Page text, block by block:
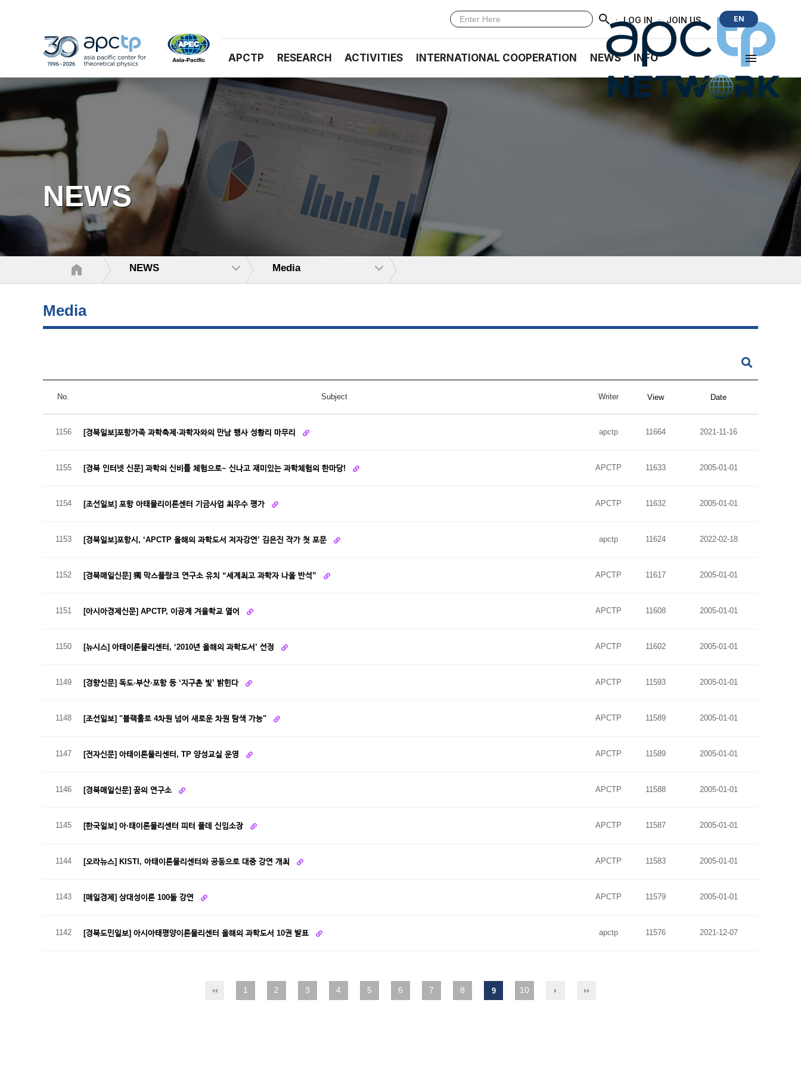
· LOG IN · JOIN US EN
APCTP RESEARCH ACTIVITIES INTERNATIONAL COOPERATION NEWS INFO
NEWS
NEWS Media
Media
No. Subject Writer View Date
1156 [경북일보]포항가족 과학축제·과학자와의 만남 행사 성황리 마무리 apctp 11664 2021-11-16
1155 [경북 인터넷 신문] 과학의 신비를 체험으로~ 신나고 재미있는 과학체험의 한마당! APCTP 11633 2005-01-01
1154 [조선일보] 포항 아태물리이론센터 기금사업 최우수 평가 APCTP 11632 2005-01-01
1153 [경북일보]포항시, ‘APCTP 올해의 과학도서 저자강연’ 김은진 작가 첫 포문 apctp 11624 2022-02-18
1152 [경북매일신문] 獨 막스플랑크 연구소 유치 “세계최고 과학자 나올 반석” APCTP 11617 2005-01-01
1151 [아시아경제신문] APCTP, 이공계 겨울학교 열어 APCTP 11608 2005-01-01
1150 [뉴시스] 아태이론물리센터, ‘2010년 올해의 과학도서’ 선정 APCTP 11602 2005-01-01
1149 [경향신문] 독도·부산·포항 등 ‘지구촌 빛’ 밝힌다 APCTP 11593 2005-01-01
1148 [조선일보] "블랙홀로 4차원 넘어 새로운 차원 탐색 가능" APCTP 11589 2005-01-01
1147 [전자신문] 아태이론물리센터, TP 양성교실 운영 APCTP 11589 2005-01-01
1146 [경북매일신문] 꿈의 연구소 APCTP 11588 2005-01-01
1145 [한국일보] 아·태이론물리센터 피터 풀데 신임소장 APCTP 11587 2005-01-01
1144 [오라뉴스] KISTI, 아태이론물리센터와 공동으로 대중 강연 개최 APCTP 11583 2005-01-01
1143 [매일경제] 상대성이론 100돌 강연 APCTP 11579 2005-01-01
1142 [경북도민일보] 아시아태평양이론물리센터 올해의 과학도서 10권 발표 apctp 11576 2021-12-07
1 2 3 4 5 6 7 8 9 10